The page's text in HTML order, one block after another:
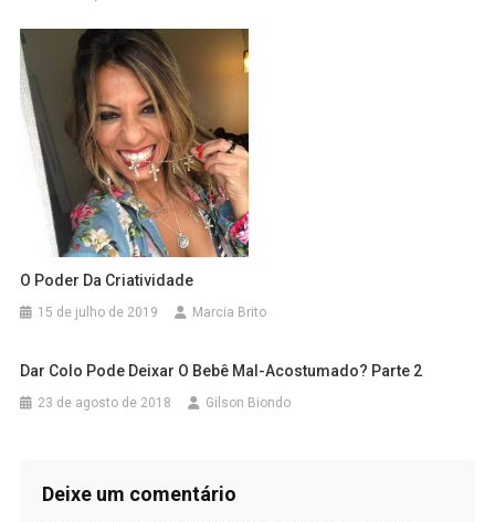
O Poder Da Criatividade
15 de julho de 2019 Marcia Brito
Dar Colo Pode Deixar O Bebê Mal-Acostumado? Parte 2
23 de agosto de 2018 Gilson Biondo
Deixe um comentário